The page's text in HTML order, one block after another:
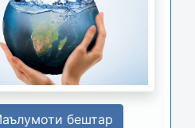
бештар